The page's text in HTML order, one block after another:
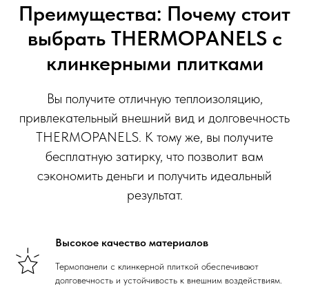
Преимущества: Почему стоит
выбрать THERMOPANELS с
клинкерными плитками
Вы получите отличную теплоизоляцию,
привлекательный внешний вид и долговечность
THERMOPANELS. К тому же, вы получите
бесплатную затирку, что позволит вам
сэкономить деньги и получить идеальный
результат.
Высокое качество материалов
Термопанели с клинкерной плиткой обеспечивают
долговечность и устойчивость к внешним воздействиям.